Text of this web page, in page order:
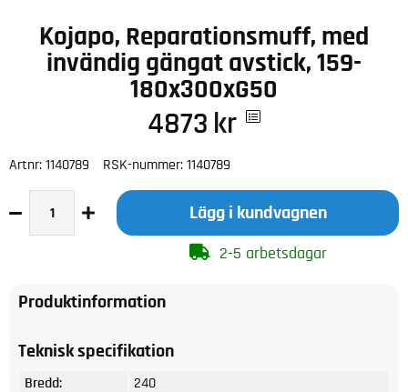
Kojapo, Reparationsmuff, med
invändig gängat avstick, 159-
180x300xG50
4873 kr
Artnr: 1140789 RSK-nummer: 1140789
Lägg i kundvagnen
2-5 arbetsdagar
Produktinformation
Teknisk specifikation
Bredd:
240